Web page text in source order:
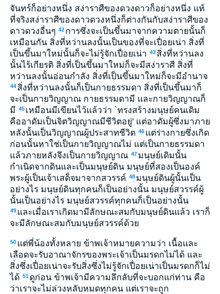
จันทร์ก็อย่างหนึ่ง สง่าราศีของดวงดาวก็อย่างหนึ่ง แท้
ที่จริงสง่าราศีของดาวดวงหนึ่งก็ต่างกันกับสง่าราศีของ
ดาวดวงอื่นๆ 42 การซึ่งจะเป็นขึ้นมาจากความตายนั้นก็
เหมือนกัน สิ่งที่หว่านลงนั้นเป็นของที่จะเปื่อยเน่า สิ่งที่
เป็นขึ้นมาใหม่นั้นก็จะไม่รู้จักเปื่อยเน่า 43 สิ่งที่หว่านลง
นั้นไร้เกียรติ สิ่งที่เป็นขึ้นมาใหม่ก็จะมีสง่าราศี สิ่งที่
หว่านลงนั้นอ่อนกำลัง สิ่งที่เป็นขึ้นมาใหม่ก็จะมีอำนาจ
44 สิ่งที่หว่านลงนั้นก็เป็นกายธรรมดา สิ่งที่เป็นขึ้นมาก็
จะเป็นกายวิญญาณ กายธรรมดามี และกายวิญญาณก็
มี 45 เหมือนมีเขียนไว้แล้วว่า `ทรงสร้างมนุษย์คนเดิม
คืออาดัมเป็นจิตวิญญาณมีชีวิตอยู่' แต่อาดัมผู้ซึ่งมาภาย
หลังนั้นเป็นวิญญาณผู้ประสาทชีวิต 46 แต่ร่างกายซึ่งเกิด
ก่อนนั้นหาใช่เป็นกายวิญญาณไม่ แต่เป็นกายธรรมดา
แล้วภายหลังจึงเป็นกายวิญญาณ 47 มนุษย์เดิมนั้น
กำเนิดจากดินและเป็นมนุษย์ดิน มนุษย์ที่สองเป็นองค์
พระผู้เป็นเจ้าเสด็จมาจากสวรรค์ 48 มนุษย์ดินผู้นั้นเป็น
อย่างไร มนุษย์ดินทุกคนก็เป็นอย่างนั้น มนุษย์สวรรค์ผู้
นั้นเป็นอย่างไร มนุษย์สวรรค์ทุกคนก็เป็นอย่างนั้น
49 และเมื่อเราเกิดมามีลักษณะสมกับมนุษย์ดินแล้ว เราก็
จะมีลักษณะสมกับมนุษย์สวรรค์ด้วย
50 แต่พี่น้องทั้งหลาย ข้าพเจ้าหมายความว่า เนื้อและ
เลือดจะรับอาณาจักรของพระเจ้าเป็นมรดกไม่ได้ และ
สิ่งซึ่งเปื่อยเน่าจะรับสิ่งซึ่งไม่รู้จักเปื่อยเน่าเป็นมรดกก็ไม่
ได้ 51 ดูก่อน ข้าพเจ้ามีความลึกลับที่จะบอกแก่ท่าน คือ
ว่าเราจะไม่ล่วงหลับหมดทุกคน แต่เราจะถูก